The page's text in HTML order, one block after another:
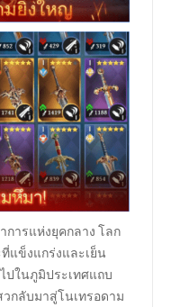
ารแห่งยุคกลาง โลก
แข็งแกร่งและเย็น
ปในภูมิประเทศแถบ
กลับมาสู่โนเทรอดาม